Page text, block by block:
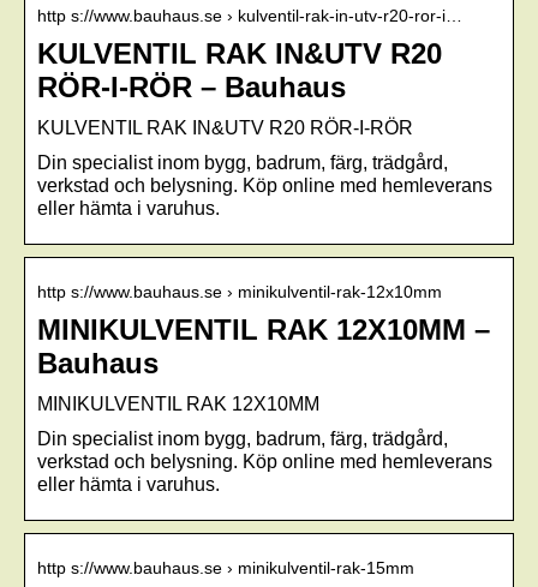
http s://www.bauhaus.se › kulventil-rak-in-utv-r20-ror-i…
KULVENTIL RAK IN&UTV R20
RÖR-I-RÖR – Bauhaus
KULVENTIL RAK IN&UTV R20 RÖR-I-RÖR
Din specialist inom bygg, badrum, färg, trädgård,
verkstad och belysning. Köp online med hemleverans
eller hämta i varuhus.
http s://www.bauhaus.se › minikulventil-rak-12x10mm
MINIKULVENTIL RAK 12X10MM –
Bauhaus
MINIKULVENTIL RAK 12X10MM
Din specialist inom bygg, badrum, färg, trädgård,
verkstad och belysning. Köp online med hemleverans
eller hämta i varuhus.
http s://www.bauhaus.se › minikulventil-rak-15mm